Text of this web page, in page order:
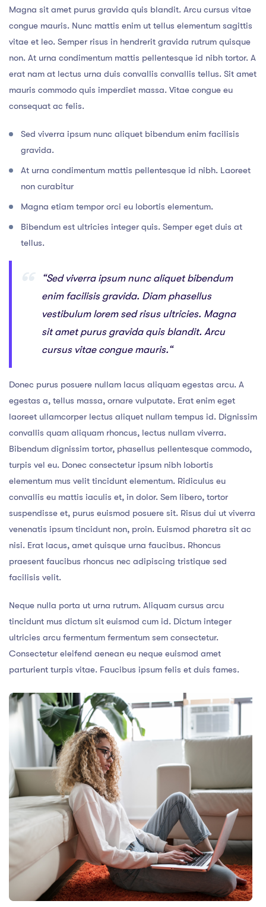
Magna sit amet purus gravida quis blandit. Arcu cursus vitae
congue mauris. Nunc mattis enim ut tellus elementum sagittis
vitae et leo. Semper risus in hendrerit gravida rutrum quisque
non. At urna condimentum mattis pellentesque id nibh tortor. A
erat nam at lectus urna duis convallis convallis tellus. Sit amet
mauris commodo quis imperdiet massa. Vitae congue eu
consequat ac felis.
Sed viverra ipsum nunc aliquet bibendum enim facilisis
gravida.
At urna condimentum mattis pellentesque id nibh. Laoreet
non curabitur
Magna etiam tempor orci eu lobortis elementum.
Bibendum est ultricies integer quis. Semper eget duis at
tellus.
“Sed viverra ipsum nunc aliquet bibendum
enim facilisis gravida. Diam phasellus
vestibulum lorem sed risus ultricies. Magna
sit amet purus gravida quis blandit. Arcu
cursus vitae congue mauris.“
Donec purus posuere nullam lacus aliquam egestas arcu. A
egestas a, tellus massa, ornare vulputate. Erat enim eget
laoreet ullamcorper lectus aliquet nullam tempus id. Dignissim
convallis quam aliquam rhoncus, lectus nullam viverra.
Bibendum dignissim tortor, phasellus pellentesque commodo,
turpis vel eu. Donec consectetur ipsum nibh lobortis
elementum mus velit tincidunt elementum. Ridiculus eu
convallis eu mattis iaculis et, in dolor. Sem libero, tortor
suspendisse et, purus euismod posuere sit. Risus dui ut viverra
venenatis ipsum tincidunt non, proin. Euismod pharetra sit ac
nisi. Erat lacus, amet quisque urna faucibus. Rhoncus
praesent faucibus rhoncus nec adipiscing tristique sed
facilisis velit.
Neque nulla porta ut urna rutrum. Aliquam cursus arcu
tincidunt mus dictum sit euismod cum id. Dictum integer
ultricies arcu fermentum fermentum sem consectetur.
Consectetur eleifend aenean eu neque euismod amet
parturient turpis vitae. Faucibus ipsum felis et duis fames.